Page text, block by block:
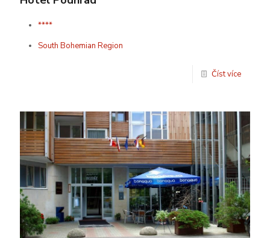
****
South Bohemian Region
Číst více